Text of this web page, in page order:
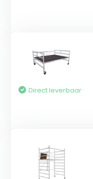
Direct leverbaar